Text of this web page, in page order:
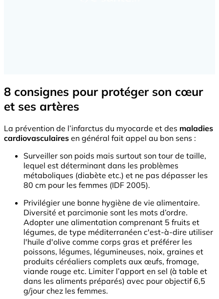
8 consignes pour protéger son cœur
et ses artères
La prévention de l’infarctus du myocarde et des maladies
cardiovasculaires en général fait appel au bon sens :
Surveiller son poids mais surtout son tour de taille,
lequel est déterminant dans les problèmes
métaboliques (diabète etc.) et ne pas dépasser les
80 cm pour les femmes (IDF 2005).
Privilégier une bonne hygiène de vie alimentaire.
Diversité et parcimonie sont les mots d’ordre.
Adopter une alimentation comprenant 5 fruits et
légumes, de type méditerranéen c'est-à-dire utiliser
l'huile d'olive comme corps gras et préférer les
poissons, légumes, légumineuses, noix, graines et
produits céréaliers complets aux œufs, fromage,
viande rouge etc. Limiter l’apport en sel (à table et
dans les aliments préparés) avec pour objectif 6,5
g/jour chez les femmes.